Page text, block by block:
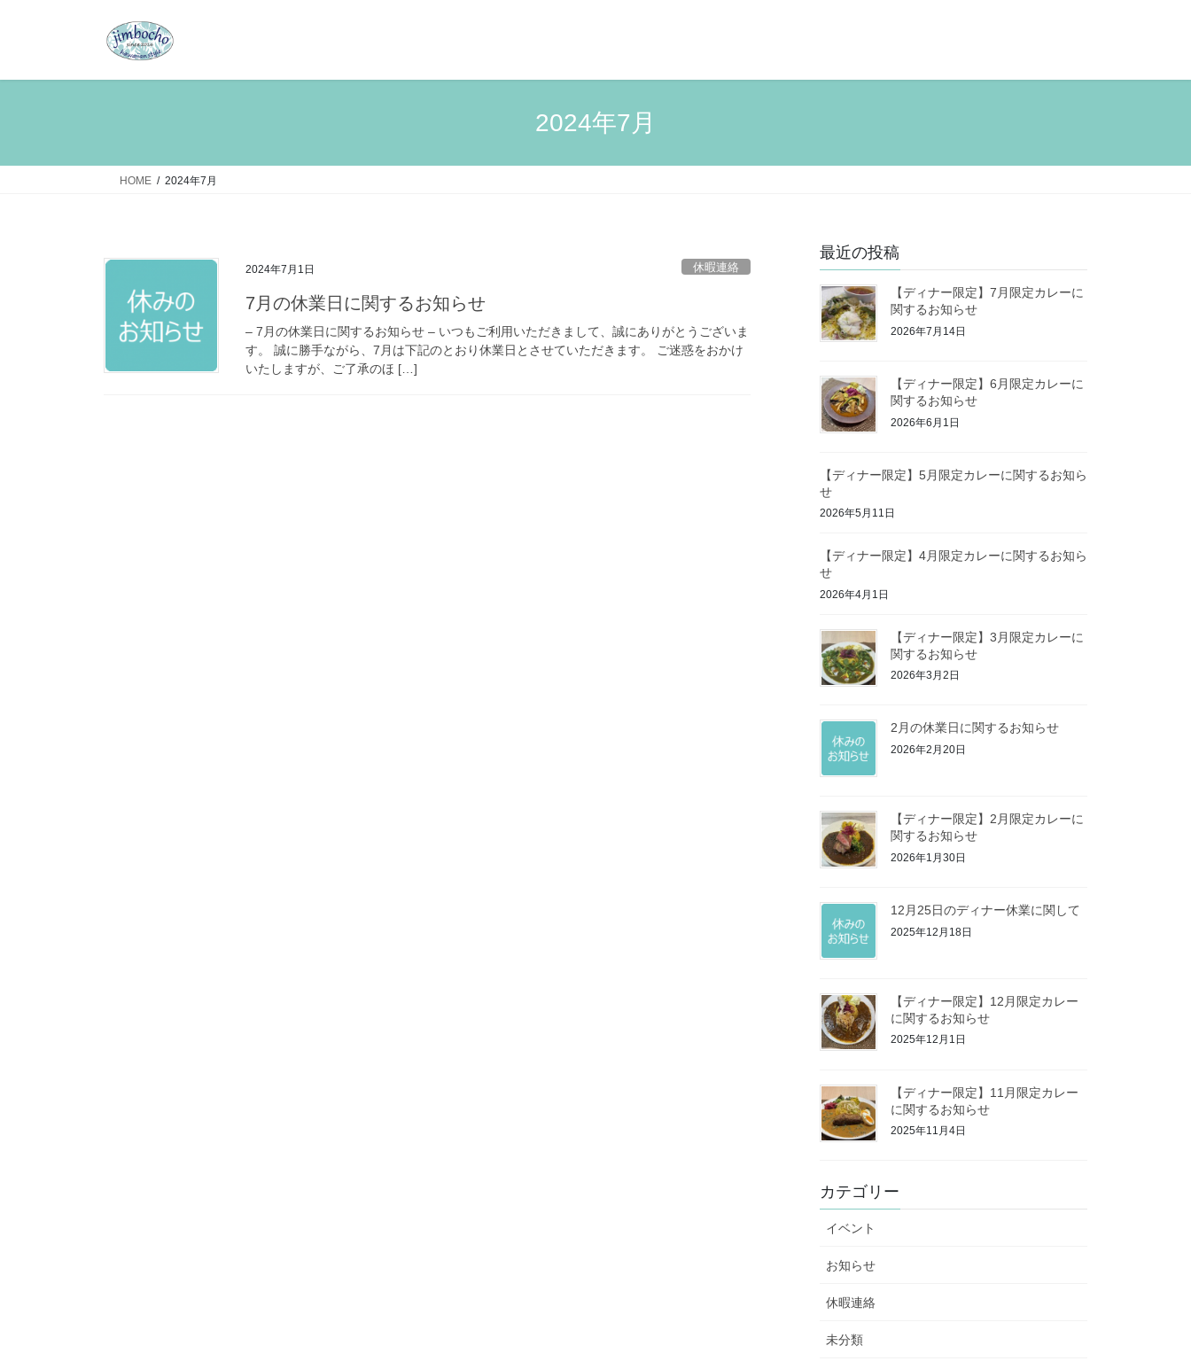
2024年7月
HOME 2024年7月
2024年7月1日 休暇連絡
7月の休業日に関するお知らせ
– 7月の休業日に関するお知らせ – いつもご利用いただきまして、誠にありがとうございま
す。 誠に勝手ながら、7月は下記のとおり休業日とさせていただきます。 ご迷惑をおかけ
いたしますが、ご了承のほ […]
最近の投稿
【ディナー限定】7月限定カレーに
関するお知らせ
2026年7月14日
【ディナー限定】6月限定カレーに
関するお知らせ
2026年6月1日
【ディナー限定】5月限定カレーに関するお知ら
せ
2026年5月11日
【ディナー限定】4月限定カレーに関するお知ら
せ
2026年4月1日
【ディナー限定】3月限定カレーに
関するお知らせ
2026年3月2日
2月の休業日に関するお知らせ
2026年2月20日
【ディナー限定】2月限定カレーに
関するお知らせ
2026年1月30日
12月25日のディナー休業に関して
2025年12月18日
【ディナー限定】12月限定カレー
に関するお知らせ
2025年12月1日
【ディナー限定】11月限定カレー
に関するお知らせ
2025年11月4日
カテゴリー
イベント
お知らせ
休暇連絡
未分類